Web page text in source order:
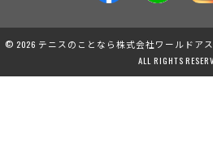
© 2026 テニスのことなら株式会社ワールドア
ALL RIGHTS